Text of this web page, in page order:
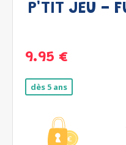
P'TIT JEU -
9.95 €
dès 5 ans